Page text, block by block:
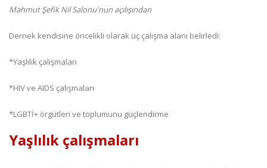
Mahmut Şefik Nil Salonu'nun açılışından
Dernek kendisine öncelikli olarak üç çalışma alanı belirledi:
*Yaşlılık çalışmaları
*HIV ve AIDS çalışmaları
*LGBTİ+ örgütleri ve toplumunu güçlendirme
Yaşlılık çalışmaları